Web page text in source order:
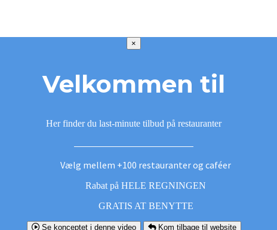
×
Velkommen til
Her finder du last-minute tilbud på restauranter
Vælg mellem +100 restauranter og caféer
Rabat på HELE REGNINGEN
GRATIS AT BENYTTE
Se konceptet i denne video
Kom tilbage til website